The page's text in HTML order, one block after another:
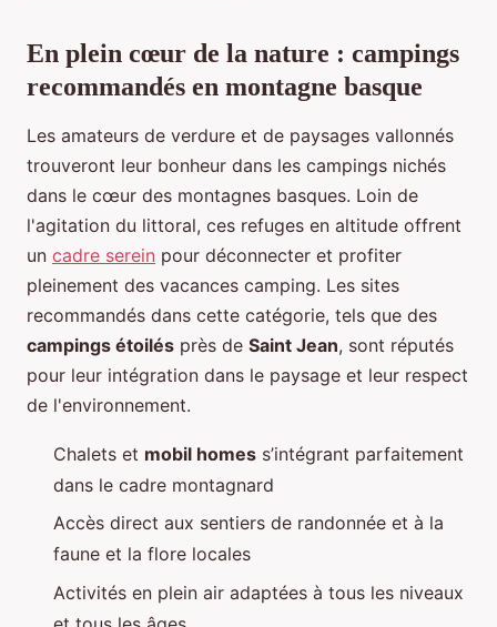
En plein cœur de la nature : campings
recommandés en montagne basque
Les amateurs de verdure et de paysages vallonnés
trouveront leur bonheur dans les campings nichés
dans le cœur des montagnes basques. Loin de
l'agitation du littoral, ces refuges en altitude offrent
un cadre serein pour déconnecter et profiter
pleinement des vacances camping. Les sites
recommandés dans cette catégorie, tels que des
campings étoilés près de Saint Jean, sont réputés
pour leur intégration dans le paysage et leur respect
de l'environnement.
Chalets et mobil homes s’intégrant parfaitement
dans le cadre montagnard
Accès direct aux sentiers de randonnée et à la
faune et la flore locales
Activités en plein air adaptées à tous les niveaux